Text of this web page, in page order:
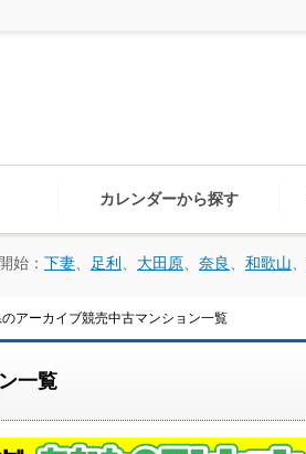
カレンダーから探す
始： 下妻 足利 大田原 奈良 和歌山
アーカイブ競売中古マンション一覧
一覧